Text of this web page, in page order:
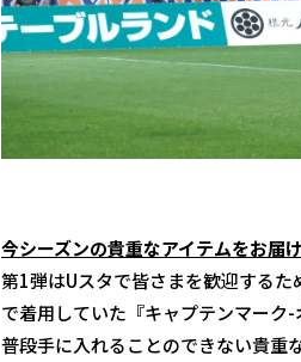
今シーズンの貴重なアイテムをお届
第1弾はUスタで皆さまを歓迎する
で着用していた『キャプテンマーク
普段手に入れることのできない貴重